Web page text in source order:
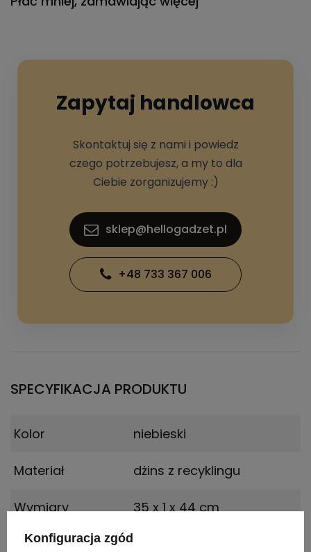
Zapytaj handlowca
Skontaktuj się z nami i powiedz
czego potrzebujesz, a my to dla
Ciebie zorganizujemy :)
sklep@hellogadzet.pl
+48 733 367 006
SPECYFIKACJA PRODUKTU
Kolor niebieski
Materiał dżins z recyklingu
Wymiary
35 x 1 x 44 cm
Konfiguracja zgód